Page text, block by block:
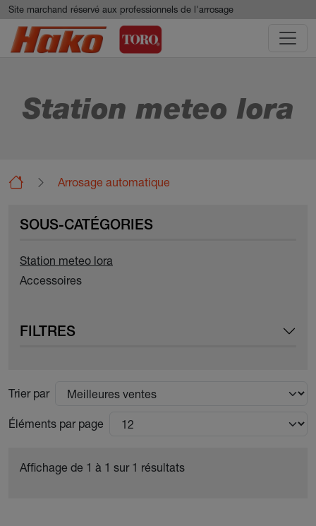
Aller au contenu principal
Site marchand réservé aux professionnels de l'arrosage
Station meteo lora
Arrosage automatique
Station meteo
Station meteo lora
SOUS-CATÉGORIES
Station meteo lora
Accessoires
FILTRES
Trier par
Éléments par page
Affichage de 1 à 1 sur 1 résultats
Panneau de gestion des cookies